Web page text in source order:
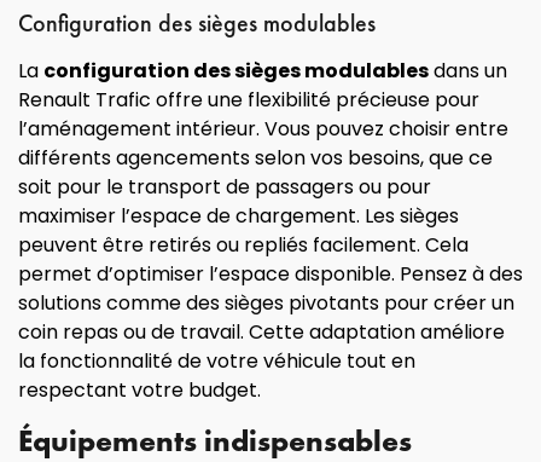
Configuration des sièges modulables
La configuration des sièges modulablesdans un
Renault Trafic offre une flexibilité précieuse pour
l’aménagement intérieur. Vous pouvez choisir entre
différents agencements selon vos besoins, que ce
soit pour le transport de passagers ou pour
maximiser l’espace de chargement. Les sièges
peuvent être retirés ou repliés facilement. Cela
permet d’optimiser l’espace disponible. Pensez à des
solutions comme des sièges pivotants pour créer un
coin repas ou de travail. Cette adaptation améliore
la fonctionnalité de votre véhicule tout en
respectant votre budget.
Équipements indispensables